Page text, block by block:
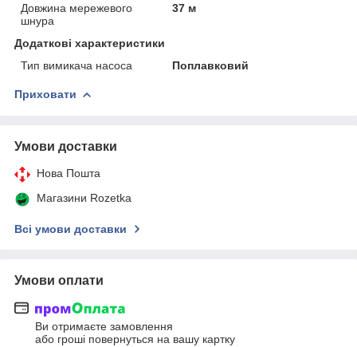
Довжина мережевого
шнура
37 м
Додаткові характеристики
Тип вимикача насоса
Поплавковий
Приховати
Умови доставки
Нова Пошта
Магазини Rozetka
Всі умови доставки
Умови оплати
Ви отримаєте замовлення
або гроші повернуться на вашу картку